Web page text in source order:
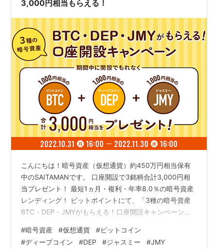
3,000円相当もらえる！
こんにちは！暗号資産（仮想通貨）約450万円相当保有
中のSAITAMANです。 口座開設で3銘柄合計3,000円相
当プレゼント！ 最短1ヵ月・複利・年率8.0％の暗号資産
レンディング！ ビットポイントにて、「3種の暗号資産
BTC・DEP・JMYがもらえる！口座開設キャンペーン」
だけで3,000円相当（BTC1,000円、DEP1,000円、
JMY1,000円）がもらえちゃいます！ ビットポイントで
#暗号資産 #仮想通貨 #ビットコイン
#ディープコイン #DEP #ジャスミー #JMY